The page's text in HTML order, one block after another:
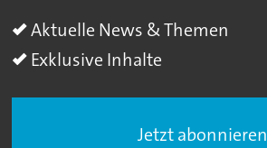
Aktuelle News & Themen
Exklusive Inhalte
Jetzt abonnieren